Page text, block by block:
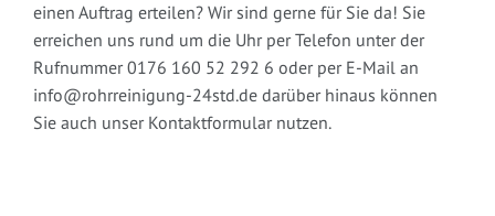
einen Auftrag erteilen? Wir sind gerne für Sie da! Sie
erreichen uns rund um die Uhr per Telefon unter der
Rufnummer 0176 160 52 292 6 oder per E-Mail an
info@rohrreinigung-24std.de darüber hinaus können
Sie auch unser Kontaktformular nutzen.